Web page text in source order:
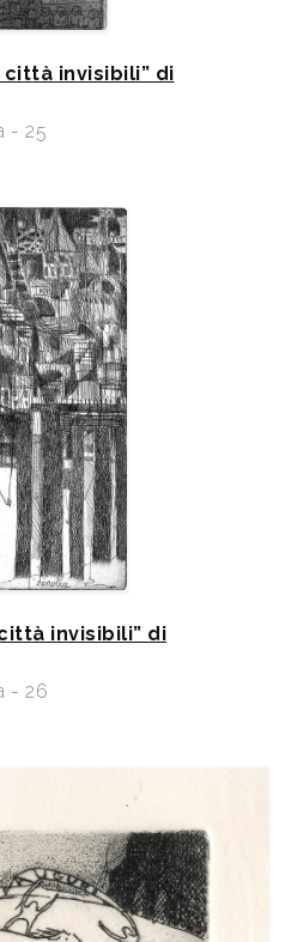
città invisibili” di
- 25
invisibili” di
- 26